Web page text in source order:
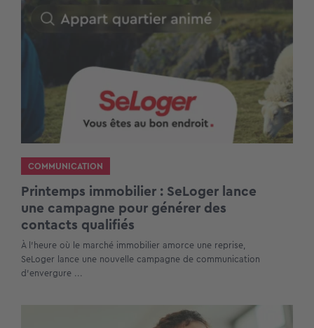
COMMUNICATION
Printemps immobilier : SeLoger lance
une campagne pour générer des
contacts qualifiés
À l’heure où le marché immobilier amorce une reprise,
SeLoger lance une nouvelle campagne de communication
d’envergure ...